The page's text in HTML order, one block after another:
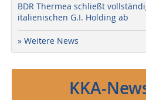
BDR Thermea schließt
italienischen G.I. Holding ab
» Weitere News
KKA-